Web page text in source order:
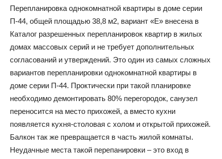
Перепланировка однокомнатной квартиры в доме серии
П-44, общей площадью 38,8 м2, вариант «Е» внесена в
Каталог разрешенных перепланировок квартир в жилых
домах массовых серий и не требует дополнительных
согласований и утверждений. Это один из самых сложных
вариантов перепланировки однокомнатной квартиры в
доме серии П-44. Проктически при такой планировке
необходимо демонтировать 80% перегородок, санузел
переносится на место прихожей, а вместо кухни
появляется кухня-столовая с холом и открытой прихожей.
Балкон так же превращается в часть жилой комнаты.
Неудачные места такой перепанировки – это вход в